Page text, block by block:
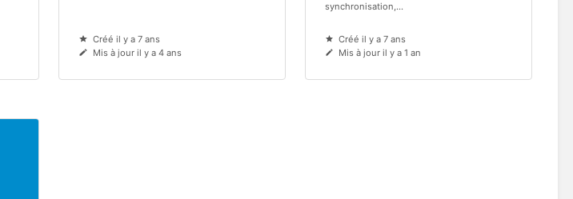
Créé il y a 7 ans
Mis à jour il y a 4 ans
synchronisation,...
Créé il y a 7 ans
Mis à jour il y a 1 an